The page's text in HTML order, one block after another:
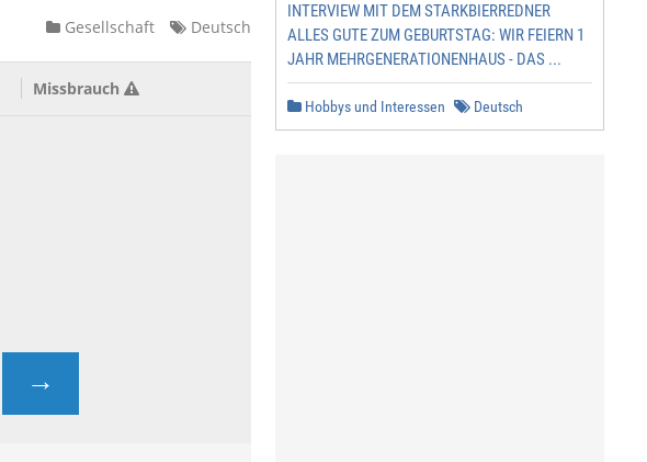
Gesellschaft Deutsch
Missbrauch
→
INTERVIEW MIT DEM STARKBIERREDNER
ALLES GUTE ZUM GEBURTSTAG: WIR FEIERN 1
JAHR MEHRGENERATIONENHAUS - DAS ...
Hobbys und Interessen Deutsch